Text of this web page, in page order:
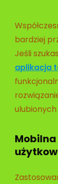
bardziej
Jeśli
aplikacja